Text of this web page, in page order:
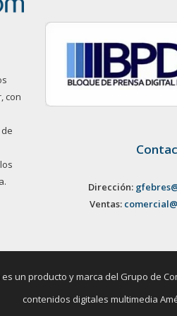
con
Dirección:
Ventas:
un producto y marca del Grupo de
contenidos digitales multimedia